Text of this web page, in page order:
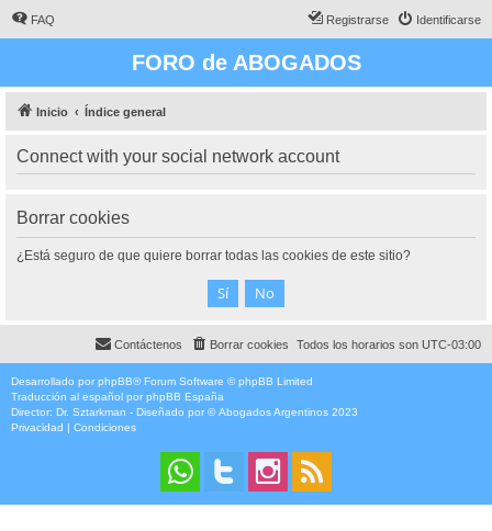
FAQ Identificarse
Registrarse
FORO de ABOGADOS
Inicio Índice general
Connect with your social network account
Borrar cookies
¿Está seguro de que quiere borrar todas las cookies de este sitio?
Todos los horarios son UTC-03:00
Borrar cookies
Contáctenos
Desarrollado por phpBB® Forum Software © phpBB Limited
Traducción al español por phpBB España
Director: Dr. Sztarkman - Diseñado por ©Abogados Argentinos 2023
Privacidad | Condiciones